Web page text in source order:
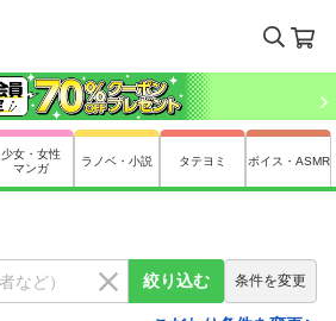
少女・女性
マンガ
ラノベ・小説 タテヨミ ボイス・ASMR
絞り込む 条件を変更